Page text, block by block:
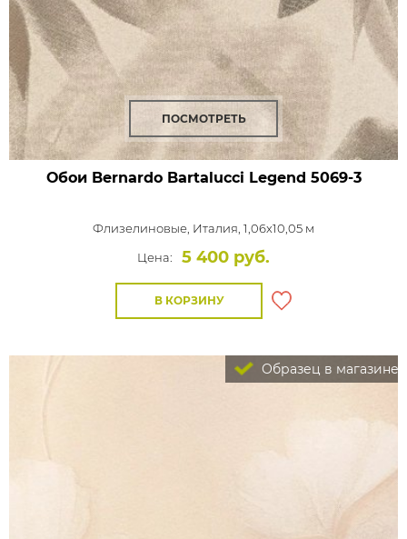
ПОСМОТРЕТЬ
Обои Bernardo Bartalucci Legend 5069-3
Флизелиновые, Италия, 1,06x10,05 м
Цена:
5 400 руб.
В КОРЗИНУ
Образец в магазине